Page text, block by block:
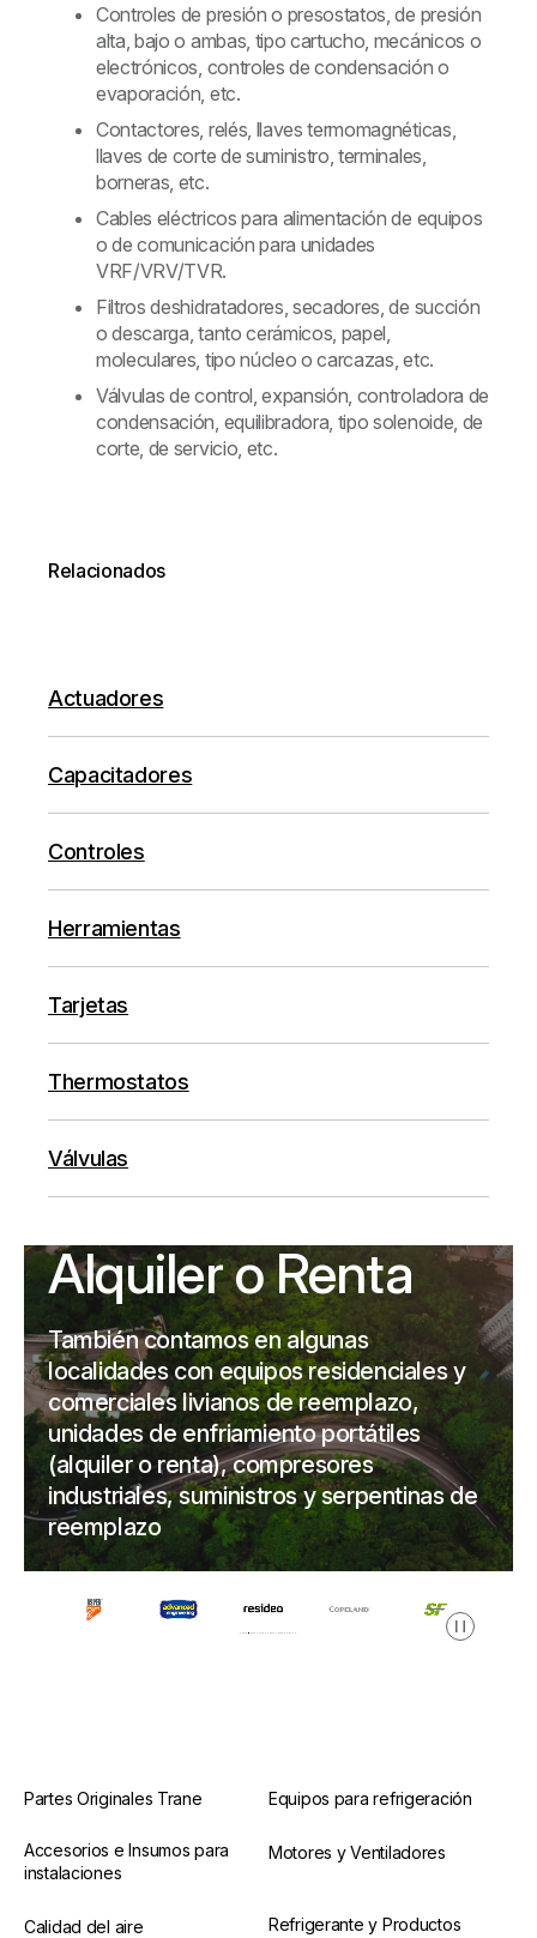
Controles de presión o presostatos, de presión
alta, bajo o ambas, tipo cartucho, mecánicos o
electrónicos, controles de condensación o
evaporación, etc.
Contactores, relés, llaves termomagnéticas,
llaves de corte de suministro, terminales,
borneras, etc.
Cables eléctricos para alimentación de equipos
o de comunicación para unidades
VRF/VRV/TVR.
Filtros deshidratadores, secadores, de succión
o descarga, tanto cerámicos, papel,
moleculares, tipo núcleo o carcazas, etc.
Válvulas de control, expansión, controladora de
condensación, equilibradora, tipo solenoide, de
corte, de servicio, etc.
Relacionados
Actuadores
Capacitadores
Controles
Herramientas
Tarjetas
Thermostatos
Válvulas
Alquiler o Renta
También contamos en algunas
localidades con equipos residenciales y
comerciales livianos de reemplazo,
unidades de enfriamiento portátiles
(alquiler o renta), compresores
industriales, suministros y serpentinas de
reemplazo
Pausa
Partes Originales Trane Equipos para refrigeración
Accesorios e Insumos para
instalaciones
Motores y Ventiladores
Calidad del aire
Refrigerante y Productos